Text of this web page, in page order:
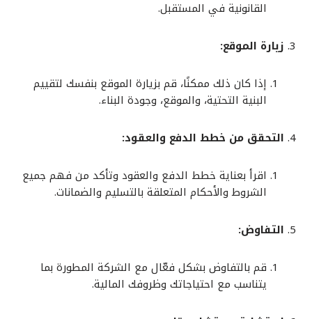
القانونية في المستقبل.
زيارة الموقع:
إذا كان ذلك ممكنًا، قم بزيارة الموقع بنفسك لتقييم
البنية التحتية، والموقع، وجودة البناء.
التحقق من خطط الدفع والعقود:
اقرأ بعناية خطط الدفع والعقود وتأكد من فهم جميع
الشروط والأحكام المتعلقة بالتسليم والضمانات.
التفاوض:
قم بالتفاوض بشكل فعّال مع الشركة المطورة بما
يتناسب مع احتياجاتك وظروفك المالية.